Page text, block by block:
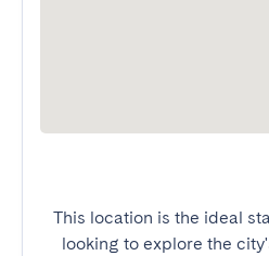
This location is the ideal
looking to explore the